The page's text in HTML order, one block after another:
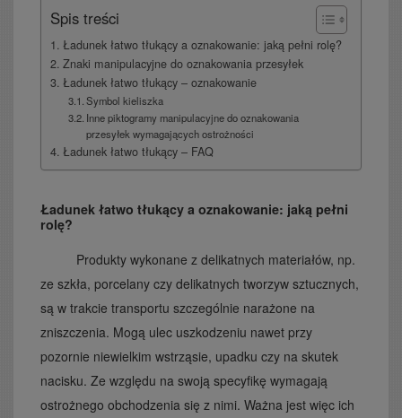
Spis treści
Ładunek łatwo tłukący a oznakowanie: jaką pełni rolę?
Znaki manipulacyjne do oznakowania przesyłek
Ładunek łatwo tłukący – oznakowanie
Symbol kieliszka
Inne piktogramy manipulacyjne do oznakowania
przesyłek wymagających ostrożności
Ładunek łatwo tłukący – FAQ
Ładunek łatwo tłukący a oznakowanie: jaką pełni
rolę?
Produkty wykonane z delikatnych materiałów, np.
ze szkła, porcelany czy delikatnych tworzyw sztucznych,
są w trakcie transportu szczególnie narażone na
zniszczenia. Mogą ulec uszkodzeniu nawet przy
pozornie niewielkim wstrząsie, upadku czy na skutek
nacisku. Ze względu na swoją specyfikę wymagają
ostrożnego obchodzenia się z nimi. Ważna jest więc ich